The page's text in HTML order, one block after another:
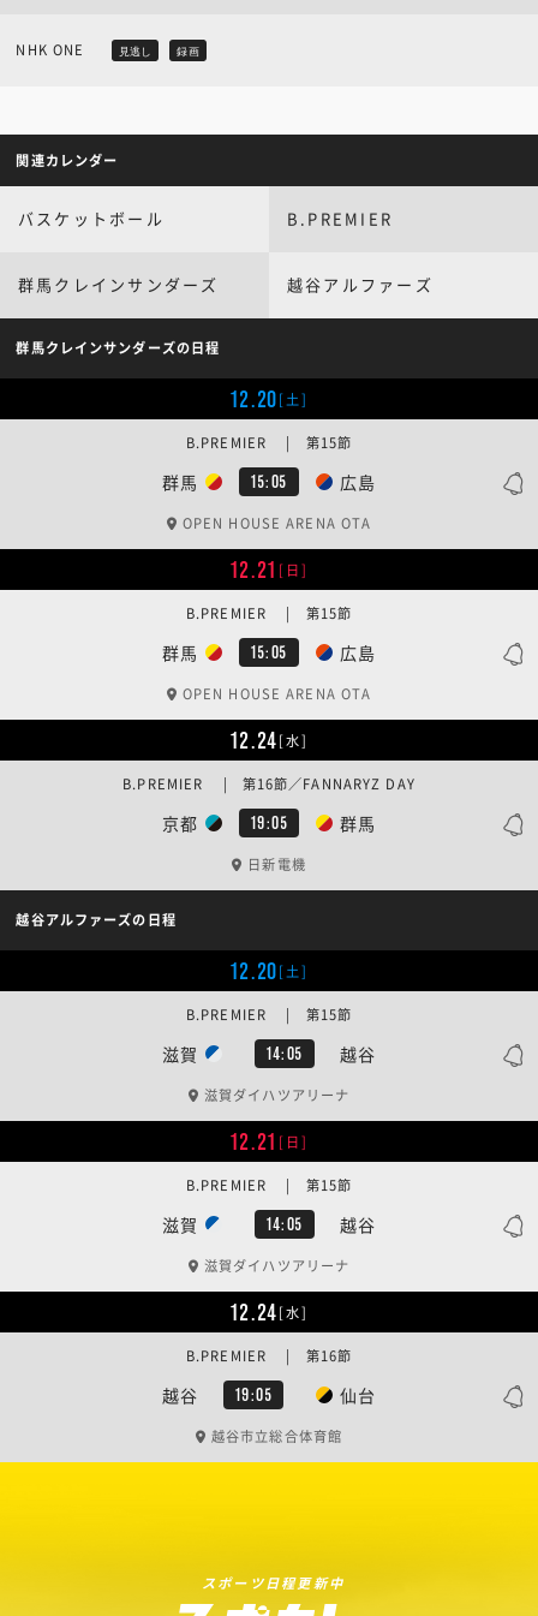
NHK ONE 見逃し 録画
関連カレンダー
バスケットボール B.PREMIER
群馬クレインサンダーズ 越谷アルファーズ
群馬クレインサンダーズの日程
12.20[土]
群馬 15:05 広島
B.PREMIER | 第15節
OPEN HOUSE ARENA OTA
12.21 [日]
群馬 15:05 広島
B.PREMIER | 第15節
OPEN HOUSE ARENA OTA
12.24[水]
京都 19:05 群馬
B.PREMIER | 第16節／FANNARYZ DAY
日新電機
越谷アルファーズの日程
12.20[土]
滋賀 14:05 越谷
B.PREMIER | 第15節
滋賀ダイハツアリーナ
12.21 [日]
滋賀 14:05 越谷
B.PREMIER | 第15節
滋賀ダイハツアリーナ
12.24[水]
越谷 19:05 仙台
B.PREMIER | 第16節
越谷市立総合体育館
スポーツ日程更新中